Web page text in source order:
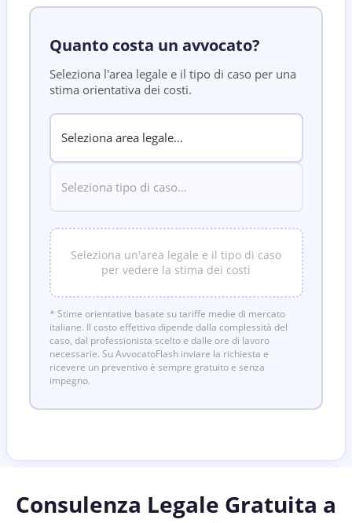
Quanto costa un avvocato?
Seleziona l'area legale e il tipo di caso per una
stima orientativa dei costi.
Seleziona un'area legale e il tipo di caso
per vedere la stima dei costi
* Stime orientative basate su tariffe medie di mercato
italiane. Il costo effettivo dipende dalla complessità del
caso, dal professionista scelto e dalle ore di lavoro
necessarie. Su AvvocatoFlash inviare la richiesta e
ricevere un preventivo è sempre gratuito e senza
impegno.
Consulenza Legale Gratuita a